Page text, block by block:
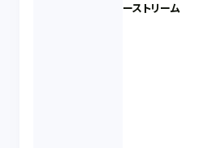
ーストリーム